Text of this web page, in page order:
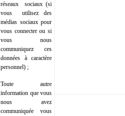
réseaux sociaux (si
vous utilisez des
médias sociaux pour
vous connecter ou si
vous nous
communiquez ces
données à caractère
personnel) ;
Toute autre
information que vous
nous avez
communiquée vous